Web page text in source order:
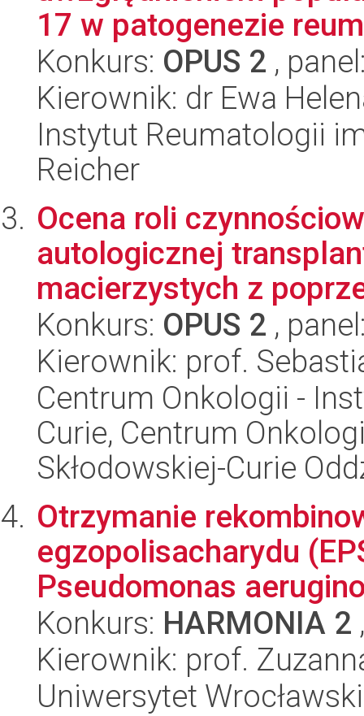
17 w patogenezie
Konkurs: OPUS 2 ,
Kierownik: dr Ewa
Instytut Reumatologii
Reicher
Ocena roli
autologicznej
macierzystych z
Konkurs: OPUS 2 ,
Kierownik: prof.
Centrum Onkologii -
Curie, Centrum
Skłodowskiej-Curie
Otrzymanie
egzopolisacharydu
Pseudomonas
Konkurs: HARMONIA 2
Kierownik: prof.
Uniwersytet